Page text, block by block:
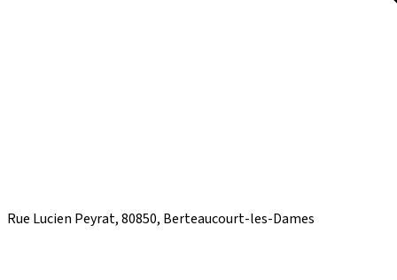
Rue Lucien Peyrat, 80850, Berteaucourt-les-Dames